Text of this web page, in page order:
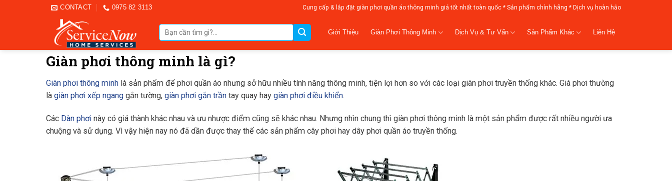
CONTACT 0975 82 3113 Cung cấp & lắp đặt giàn phơi quần áo thông minh giá tốt nhất toàn quốc * Sản phẩm chính hãng * Dịch vụ hoàn hảo
Tìm
kiếm:
Giới Thiệu Giàn Phơi Thông Minh Dịch Vụ & Tư Vấn Sản Phẩm Khác Liên Hệ
Giàn phơi thông minh là gì?
Giàn phơi thông minh là sản phẩm để phơi quần áo nhưng sở hữu nhiều tính năng thông minh, tiện lợi hơn so với các loại giàn phơi truyền thống khác. Giá phơi thường
là giàn phơi xếp ngang gắn tường, giàn phơi gắn trần tay quay hay giàn phơi điều khiển.
Các Dàn phơi này có giá thành khác nhau và ưu nhược điểm cũng sẽ khác nhau. Nhưng nhìn chung thì giàn phơi thông minh là một sản phẩm được rất nhiều người ưa
chuộng và sử dụng. Vì vậy hiện nay nó đã dần được thay thế các sản phẩm cây phơi hay dây phơi quần áo truyền thống.